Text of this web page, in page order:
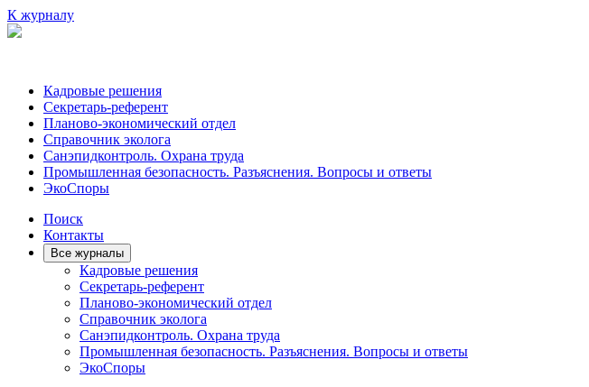
К журналу
Кадровые решения
Секретарь-референт
Планово-экономический отдел
Справочник эколога
Санэпидконтроль. Охрана труда
Промышленная безопасность. Разъяснения. Вопросы и ответы
ЭкоСпоры
Поиск
Контакты
Все журналы
Кадровые решения
Секретарь-референт
Планово-экономический отдел
Справочник эколога
Санэпидконтроль. Охрана труда
Промышленная безопасность. Разъяснения. Вопросы и ответы
ЭкоСпоры